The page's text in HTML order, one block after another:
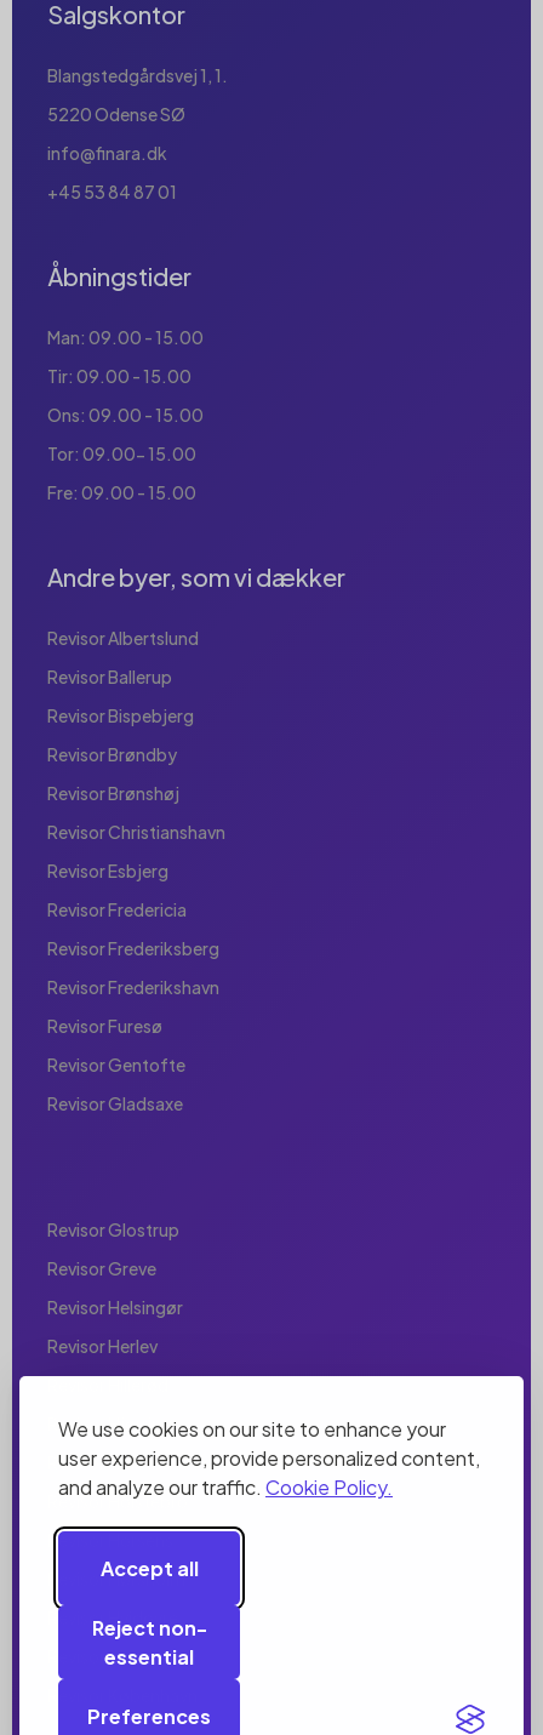
We use cookies on our site to enhance your
user experience, provide personalized content,
and analyze our traffic. Cookie Policy.
Accept all
Reject non-
essential
Preferences
Salgskontor
Blangstedgårdsvej 1, 1.
5220 Odense SØ
info@finara.dk
+45 53 84 87 01
Åbningstider
Man: 09.00 - 15.00
Tir: 09.00 - 15.00
Ons: 09.00 - 15.00
Tor: 09.00- 15.00
Fre: 09.00 - 15.00
Andre byer, som vi dækker
Revisor Albertslund
Revisor Ballerup
Revisor Bispebjerg
Revisor Brøndby
Revisor Brønshøj
Revisor Christianshavn
Revisor Esbjerg
Revisor Fredericia
Revisor Frederiksberg
Revisor Frederikshavn
Revisor Furesø
Revisor Gentofte
Revisor Gladsaxe
Revisor Glostrup
Revisor Greve
Revisor Helsingør
Revisor Herlev
Revisor Hjørring
Revisor Holbæk
Revisor Holstebro
Revisor Horsens
Revisor Hørsholm
Revisor Hvidovre
Revisor Ishøj